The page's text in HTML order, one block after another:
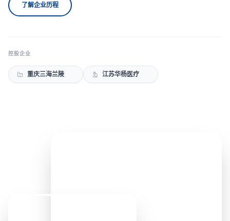
了解企业历程
控股企业
重庆三海兰陵 江苏华杨医疗